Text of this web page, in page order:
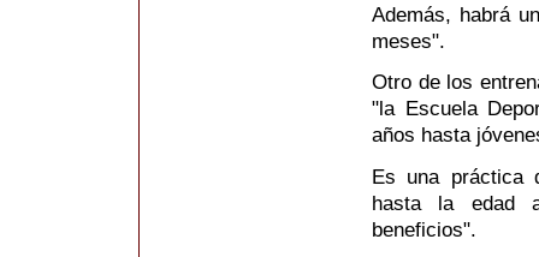
Además, habrá
meses".
Otro de los
"la Escuela
años hasta
Es una práctica
hasta la edad
beneficios".